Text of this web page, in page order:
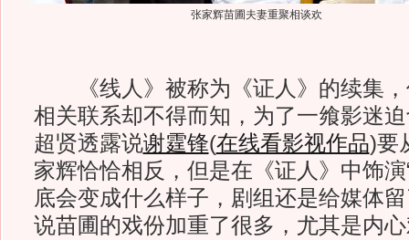
张家辉苗圃夫妻重聚相谈欢
《线人》被称为《证人》的续集，
相关联系却不得而知，为了一飨影迷
超贤透露说谢霆锋(在线看影视作品)要
家辉恰恰相反，但是在《证人》中饰演
底会变成什么样子，剧组还是给媒体
说苗圃的戏份加重了很多，尤其是内